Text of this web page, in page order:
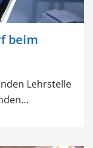
beim
Lehrstelle